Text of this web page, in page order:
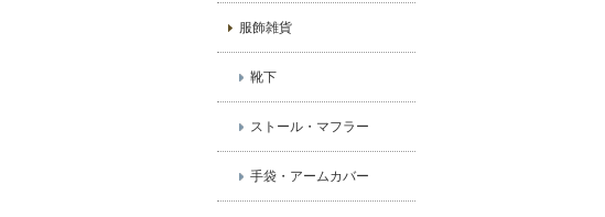
服飾雑貨
靴下
ストール・マフラー
手袋・アームカバー